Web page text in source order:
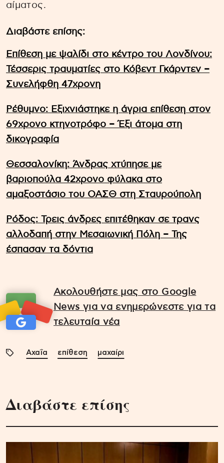
αίματος.
Διαβάστε επίσης:
Επίθεση με ψαλίδι στο κέντρο του Λονδίνου:
Τέσσερις τραυματίες στο Κόβεντ Γκάρντεν –
Συνελήφθη 47χρονη
Ρέθυμνο: Εξιχνιάστηκε η άγρια επίθεση στον
69χρονο κτηνοτρόφο – Έξι άτομα στη
δικογραφία
Θεσσαλονίκη: Άνδρας χτύπησε με
βαριοπούλα 42χρονο φύλακα στο
αμαξοστάσιο του ΟΑΣΘ στη Σταυρούπολη
Ρόδος: Τρεις άνδρες επιτέθηκαν σε τρανς
αλλοδαπή στην Μεσαιωνική Πόλη – Της
έσπασαν τα δόντια
Ακολουθήστε μας στο Google
News για να ενημερώνεστε για τα
τελευταία νέα
Αχαΐα επίθεση μαχαίρι
Διαβάστε επίσης